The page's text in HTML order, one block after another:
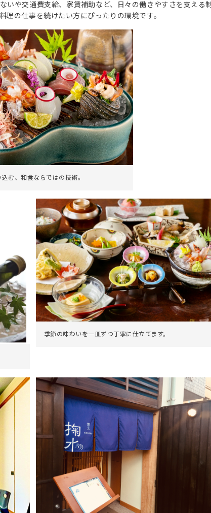
いや交通費支給、家賃補助など、日々の働きやすさを支える制
理の仕事を続けたい方にぴったりの環境です。
む、和食ならではの技術。
季節の味わいを一皿ずつ丁寧に仕立てます。